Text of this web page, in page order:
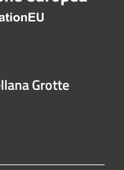
Grotte